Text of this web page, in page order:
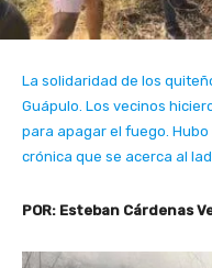
La solidaridad de los
Guápulo. Los vecinos
para apagar el fuego.
crónica que se acerca al
POR: Esteban Cárdenas